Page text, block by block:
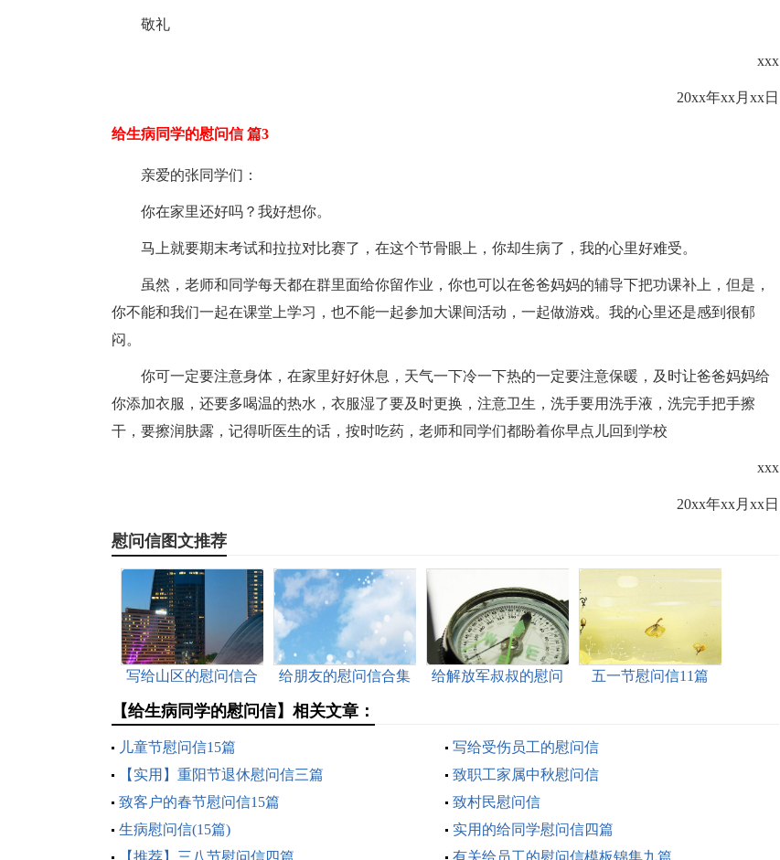
敬礼
xxx
20xx年xx月xx日
给生病同学的慰问信 篇3
亲爱的张同学们：
你在家里还好吗？我好想你。
马上就要期末考试和拉拉对比赛了，在这个节骨眼上，你却生病了，我的心里好难受。
虽然，老师和同学每天都在群里面给你留作业，你也可以在爸爸妈妈的辅导下把功课补上，但是，
你不能和我们一起在课堂上学习，也不能一起参加大课间活动，一起做游戏。我的心里还是感到很郁
闷。
你可一定要注意身体，在家里好好休息，天气一下冷一下热的一定要注意保暖，及时让爸爸妈妈给
你添加衣服，还要多喝温的热水，衣服湿了要及时更换，注意卫生，洗手要用洗手液，洗完手把手擦
干，要擦润肤露，记得听医生的话，按时吃药，老师和同学们都盼着你早点儿回到学校
xxx
20xx年xx月xx日
慰问信图文推荐
写给山区的慰问信合
给朋友的慰问信合集
给解放军叔叔的慰问
五一节慰问信11篇
【给生病同学的慰问信】相关文章：
儿童节慰问信15篇
写给受伤员工的慰问信
【实用】重阳节退休慰问信三篇
致职工家属中秋慰问信
致客户的春节慰问信15篇
致村民慰问信
生病慰问信(15篇)
实用的给同学慰问信四篇
【推荐】三八节慰问信四篇
有关给员工的慰问信模板锦集九篇